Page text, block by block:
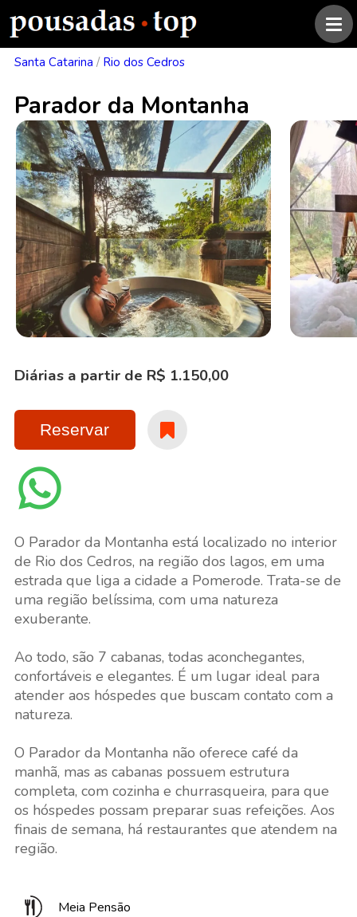
Santa Catarina / Rio dos Cedros
Parador da Montanha
Diárias a partir de R$ 1.150,00
Reservar
O Parador da Montanha está localizado no interior
de Rio dos Cedros, na região dos lagos, em uma
estrada que liga a cidade a Pomerode. Trata-se de
uma região belíssima, com uma natureza
exuberante.
Ao todo, são 7 cabanas, todas aconchegantes,
confortáveis e elegantes. É um lugar ideal para
atender aos hóspedes que buscam contato com a
natureza.
O Parador da Montanha não oferece café da
manhã, mas as cabanas possuem estrutura
completa, com cozinha e churrasqueira, para que
os hóspedes possam preparar suas refeições. Aos
finais de semana, há restaurantes que atendem na
região.
Meia Pensão